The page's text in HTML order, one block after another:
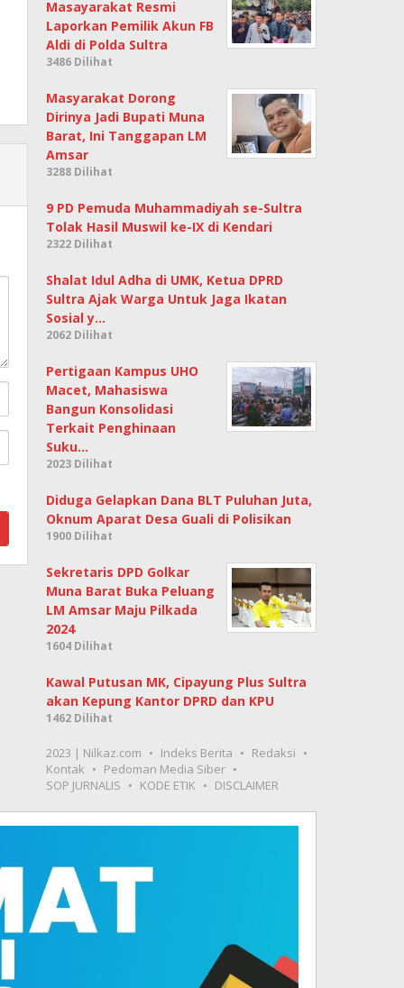
Masayarakat Resmi
Laporkan Pemilik Akun FB
Aldi di Polda Sultra
3486 Dilihat
Masyarakat Dorong
Dirinya Jadi Bupati Muna
Barat, Ini Tanggapan LM
Amsar
3288 Dilihat
9 PD Pemuda Muhammadiyah se-Sultra
Tolak Hasil Muswil ke-IX di Kendari
2322 Dilihat
Shalat Idul Adha di UMK, Ketua DPRD
Sultra Ajak Warga Untuk Jaga Ikatan
Sosial y…
2062 Dilihat
Pertigaan Kampus UHO
Macet, Mahasiswa
Bangun Konsolidasi
Terkait Penghinaan
Suku…
2023 Dilihat
Diduga Gelapkan Dana BLT Puluhan Juta,
Oknum Aparat Desa Guali di Polisikan
1900 Dilihat
Sekretaris DPD Golkar
Muna Barat Buka Peluang
LM Amsar Maju Pilkada
2024
1604 Dilihat
Kawal Putusan MK, Cipayung Plus Sultra
akan Kepung Kantor DPRD dan KPU
1462 Dilihat
2023 | Nilkaz.com Indeks Berita
Redaksi
Kontak
Pedoman Media Siber
SOP JURNALIS
KODE ETIK DISCLAIMER